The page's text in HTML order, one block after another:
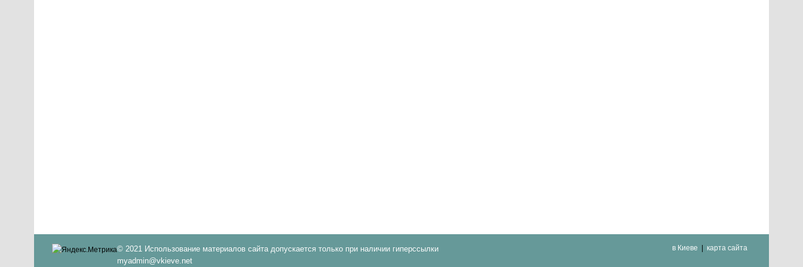
в Киеве карта сайта
© 2021 Использование материалов сайта допускается только при наличии гиперссылки
myadmin@vkieve.net